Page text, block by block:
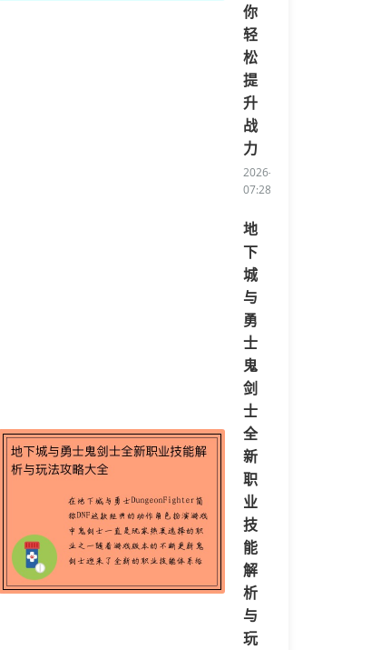
你
轻
松
提
升
战
力
2026-08-05
07:28:23/li>
地
下
城
与
勇
士
鬼
剑
士
全
新
职
业
技
能
解
析
与
玩